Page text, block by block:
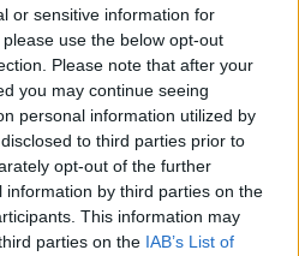
or sensitive information for
use the below opt-out
Please note that after your
you may continue seeing
personal information utilized by
to third parties prior to
opt-out of the further
by third parties on the
This information may
parties on the IAB’s List of